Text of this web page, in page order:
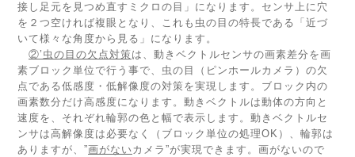
接し足元を見つめ直すミクロの目」になります。センサ上に穴
を２つ空ければ複眼となり、これも虫の目の特長である「近づ
いて様々な角度から見る」になります。
②’虫の目の欠点対策は、動きベクトルセンサの画素差分を画
素ブロック単位で行う事で、虫の目（ピンホールカメラ）の欠
点である低感度・低解像度の対策を実現します。ブロック内の
画素数分だけ高感度になります。動きベクトルは動体の方向と
速度を、それぞれ輪郭の色と幅で表示します。動きベクトルセ
ンサは高解像度は必要なく（ブロック単位の処理OK）、輪郭は
ありますが、”画がない カメラ”が実現できます。画がないので